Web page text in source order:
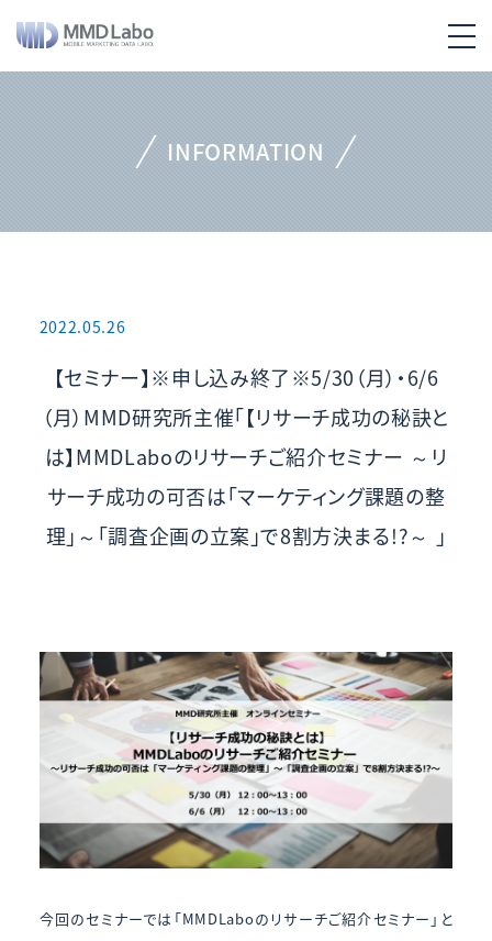
INFORMATION
2022.05.26
【セミナー】※申し込み終了※5/30（月）・6/6
（月）MMD研究所主催「【リサーチ成功の秘訣と
は】MMDLaboのリサーチご紹介セミナー ～リ
サーチ成功の可否は「マーケティング課題の整
理」～「調査企画の立案」で8割方決まる!?～ 」
今回のセミナーでは「MMDLaboのリサーチご紹介セミナー」と